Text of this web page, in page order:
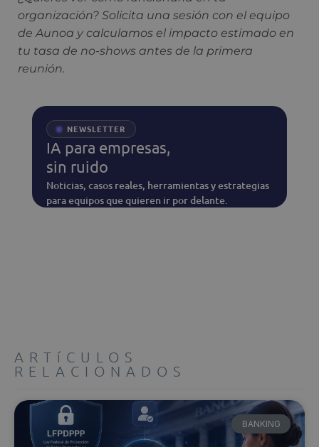
organización? Solicita una sesión con el equipo
de Aunoa y calculamos el impacto estimado en
tu tasa de no-shows antes de la primera
reunión.
NEWSLETTER
IA para empresas,
sin ruido
Noticias, casos reales, herramientas y estrategias
para equipos que quieren ir por delante.
ARTíCULOS
RELACIONADOS
BANKING